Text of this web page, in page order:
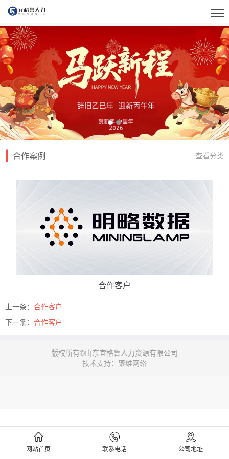
合作案例 查看分类
合作客户
上一条： 合作客户
下一条： 合作客户
版权所有©山东宜格鲁人力资源有限公司
技术支持：聚维网络
网站首页 联系电话 公司地址